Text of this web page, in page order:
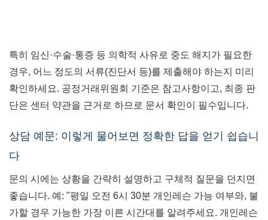
특히 임신·수술·통증 등 의학적 사유로 중도 해지가 필요한
경우, 어느 정도의 서류(진단서 등)를 제출해야 하는지 미리
확인하세요. 공정거래위원회 기준은 참고사항이고, 최종 판
단은 센터 약관을 근거로 하므로 문서 확인이 필수입니다.
상담 예문: 이렇게 물어보면 정확한 답을 얻기 쉽습니
다
문의 시에는 상황을 간략히 설명하고 구체적 질문을 던지면
좋습니다. 예: "평일 오전 6시 30분 개인레슨 가능 여부와, 불
가할 경우 가능한 가장 이른 시간대를 알려주세요. 개인레슨